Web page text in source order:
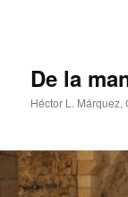
De la
Héctor L. Márquez,